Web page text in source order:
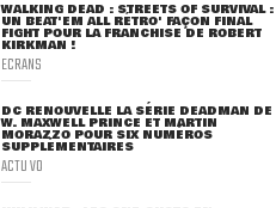
WALKING DEAD : STREETS OF SURVIVAL :
UN BEAT'EM ALL RÉTRO' FAÇON FINAL
FIGHT POUR LA FRANCHISE DE ROBERT
KIRKMAN !
ECRANS
DC RENOUVELLE LA SÉRIE DEADMAN DE
W. MAXWELL PRINCE ET MARTIN
MORAZZO POUR SIX NUMÉROS
SUPPLÉMENTAIRES
ACTU VO